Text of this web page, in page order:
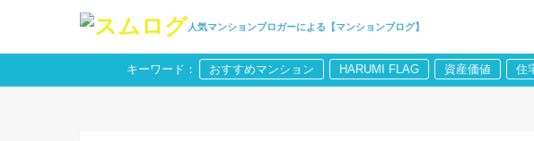
人気マンションブロガーによる【マンションブログ】
キーワード： おすすめマンション HARUMI FLAG 資産価値 住